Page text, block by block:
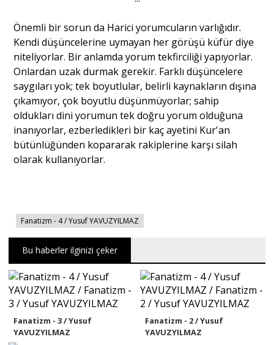
Önemli bir sorun da Harici yorumcuların varlığıdır.
Kendi düşüncelerine uymayan her görüşü küfür diye
niteliyorlar. Bir anlamda yorum tekfirciliği yapıyorlar.
Onlardan uzak durmak gerekir. Farklı düşüncelere
saygıları yok; tek boyutlular, belirli kaynakların dışına
çıkamıyor, çok boyutlu düşünmüyorlar; sahip
oldukları dini yorumun tek doğru yorum olduğuna
inanıyorlar, ezberledikleri bir kaç ayetini Kur'an
bütünlüğünden kopararak rakiplerine karşı silah
olarak kullanıyorlar.
Fanatizm - 4 / Yusuf YAVUZYILMAZ
Bu haberler ilginizi çeker
Fanatizm - 3 / Yusuf
YAVUZYILMAZ
Fanatizm - 2 / Yusuf
YAVUZYILMAZ